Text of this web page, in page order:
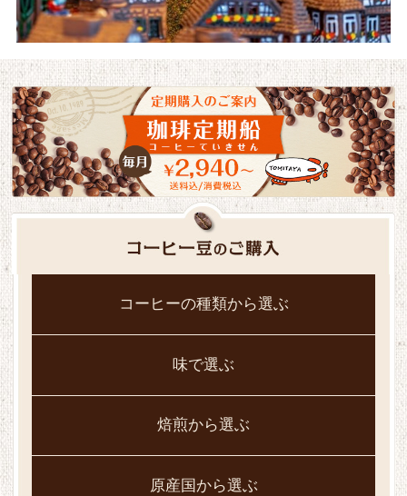
コーヒーの種類から選ぶ
味で選ぶ
焙煎から選ぶ
原産国から選ぶ